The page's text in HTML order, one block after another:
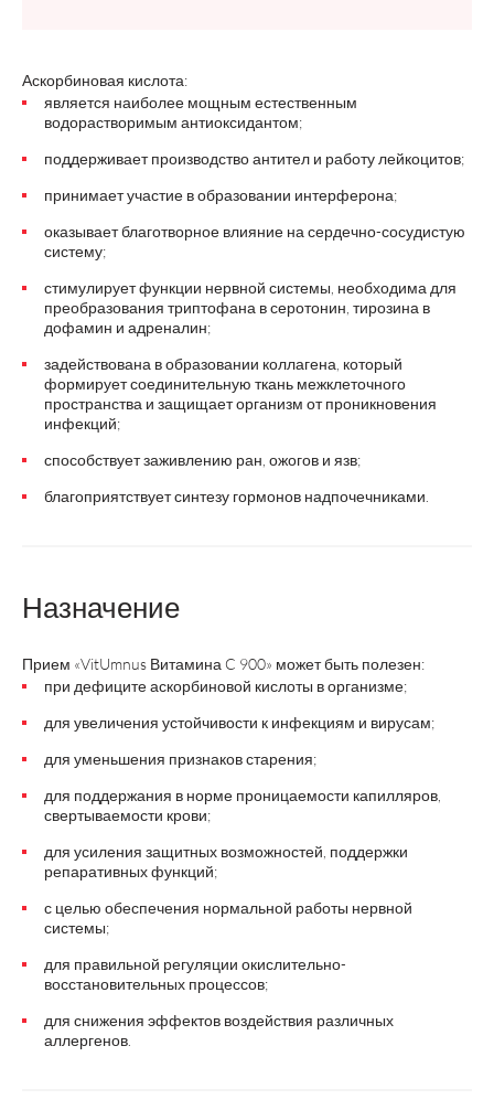
Аскорбиновая кислота:
является наиболее мощным естественным
водорастворимым антиоксидантом;
поддерживает производство антител и работу лейкоцитов;
принимает участие в образовании интерферона;
оказывает благотворное влияние на сердечно-сосудистую
систему;
стимулирует функции нервной системы, необходима для
преобразования триптофана в серотонин, тирозина в
дофамин и адреналин;
задействована в образовании коллагена, который
формирует соединительную ткань межклеточного
пространства и защищает организм от проникновения
инфекций;
способствует заживлению ран, ожогов и язв;
благоприятствует синтезу гормонов надпочечниками.
Назначение
Прием «VitUmnus Витамина C 900» может быть полезен:
при дефиците аскорбиновой кислоты в организме;
для увеличения устойчивости к инфекциям и вирусам;
для уменьшения признаков старения;
для поддержания в норме проницаемости капилляров,
свертываемости крови;
для усиления защитных возможностей, поддержки
репаративных функций;
с целью обеспечения нормальной работы нервной
системы;
для правильной регуляции окислительно-
восстановительных процессов;
для снижения эффектов воздействия различных
аллергенов.